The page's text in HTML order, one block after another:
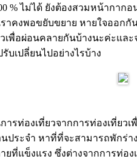
% ไม่ได้ ยังต้องสวมหน้ากากอ
าคงพอขยับขยาย หายใจออกกั
เพื่อผ่อนคลายกันบ้างนะค่ะและ
บเปลี่ยนไปอย่างไรบ้าง
ท่องเที่ยวจากการท่องเที่ยว
ประจำ หาที่ที่จะสามารถพัก
แข็งแรง ซึ่งต่างจากการท่อง